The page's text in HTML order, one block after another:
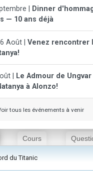
|
Dinner
— 10 ans déjà
Août | Venez rencontrer
|
Le Admour de
à Alonzo!
tous les événements à venir
Cours
du Titanic